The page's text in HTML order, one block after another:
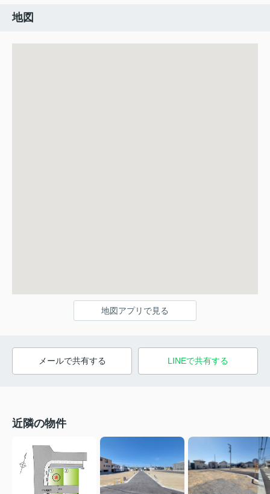
地図
地図アプリで見る
メールで共有する LINEで共有する
近隣の物件